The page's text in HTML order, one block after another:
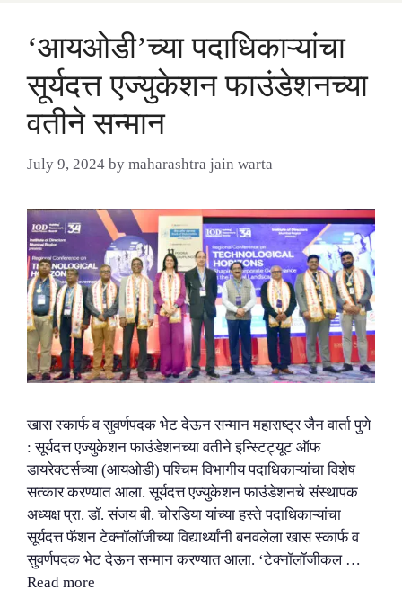
‘आयओडी’च्या पदाधिकाऱ्यांचा
सूर्यदत्त एज्युकेशन फाउंडेशनच्या
वतीने सन्मान
July 9, 2024 by maharashtra jain warta
खास स्कार्फ व सुवर्णपदक भेट देऊन सन्मान महाराष्ट्र जैन वार्ता पुणे
: सूर्यदत्त एज्युकेशन फाउंडेशनच्या वतीने इन्स्टिट्यूट ऑफ
डायरेक्टर्सच्या (आयओडी) पश्चिम विभागीय पदाधिकाऱ्यांचा विशेष
सत्कार करण्यात आला. सूर्यदत्त एज्युकेशन फाउंडेशनचे संस्थापक
अध्यक्ष प्रा. डॉ. संजय बी. चोरडिया यांच्या हस्ते पदाधिकाऱ्यांचा
सूर्यदत्त फॅशन टेक्नॉलॉजीच्या विद्यार्थ्यांनी बनवलेला खास स्कार्फ व
सुवर्णपदक भेट देऊन सन्मान करण्यात आला. ‘टेक्नॉलॉजीकल …
Read more